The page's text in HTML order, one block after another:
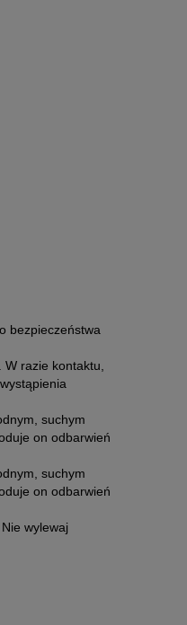
bezpieczeństwa
razie kontaktu,
suchym
on odbarwień
suchym
on odbarwień
wylewaj